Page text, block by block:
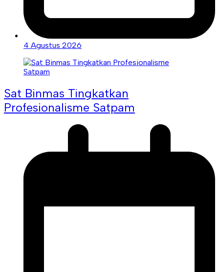
4 Agustus 2026
Sat Binmas Tingkatkan
Profesionalisme Satpam